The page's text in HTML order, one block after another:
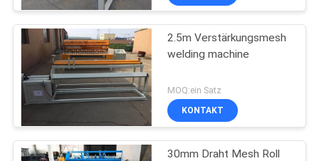
2.5m Verstärkungsmesh
welding machine
MOQ:ein Satz
KONTAKT
30mm Draht Mesh Roll